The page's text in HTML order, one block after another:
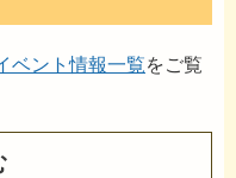
ベント情報一覧をご覧